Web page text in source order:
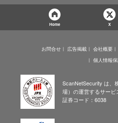
Home X
お問合せ 広告掲載 会社概要
個人情報
ScanNetSecurity は、
場）の運営するサービ
証券コード：6038